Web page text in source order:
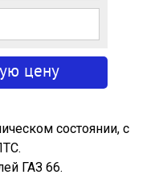
состоянии, с
ГАЗ 66.